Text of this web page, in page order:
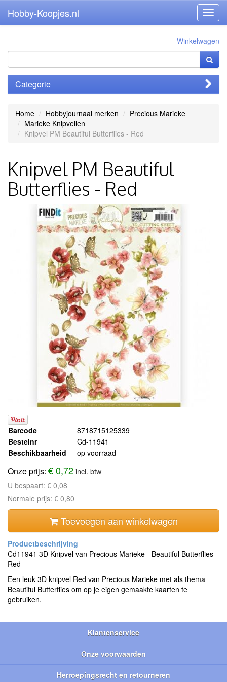
Hobby-Koopjes.nl
Winkelwagen
Categorie
Home Hobbyjournaal merken
Precious Marieke
Marieke Knipvellen
Knipvel PM Beautiful Butterflies - Red
Knipvel PM Beautiful
Butterflies - Red
Barcode
8718715125339
Bestelnr
Cd-11941
Beschikbaarheid
op voorraad
Onze prijs: € 0,72incl. btw
U bespaart: € 0,08
Normale prijs: € 0,80
Toevoegen aan winkelwagen
Cd11941 3D Knipvel van Precious Marieke - Beautiful Butterflies -
Red
Een leuk 3D knipvel Red van Precious Marieke met als thema
Beautiful Butterflies om op je eigen gemaakte kaarten te
gebruiken.
Klantenservice
Onze voorwaarden
Herroepingsrecht en retourneren